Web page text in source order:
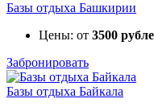
Базы отдыха Башкирии
Цены: от 3500
Забронировать
Базы отдыха Байкала